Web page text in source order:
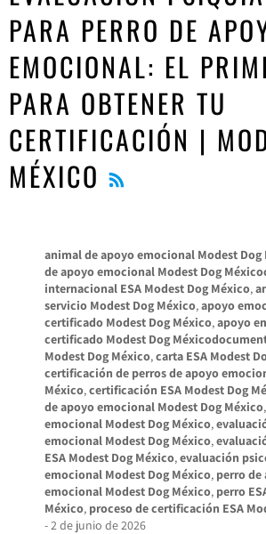
PARA PERRO DE
EMOCIONAL: EL
PARA OBTENER TU
CERTIFICACIÓN |
MÉXICO
animal de apoyo emocional Modest Dog
de apoyo emocional Modest Dog
internacional ESA Modest Dog México,
servicio Modest Dog México,apoyo
certificado Modest Dog México,apoyo
certificado Modest Dog
Modest Dog México,carta ESA Modest
certificación de perros de apoyo
México,certificación ESA Modest Dog
de apoyo emocional Modest Dog México,
emocional Modest Dog México,
emocional Modest Dog México,
ESA Modest Dog México,evaluación
emocional Modest Dog México, perro de
emocional Modest Dog México, perro
México, proceso de certificación ESA
-2 de junio de 2026